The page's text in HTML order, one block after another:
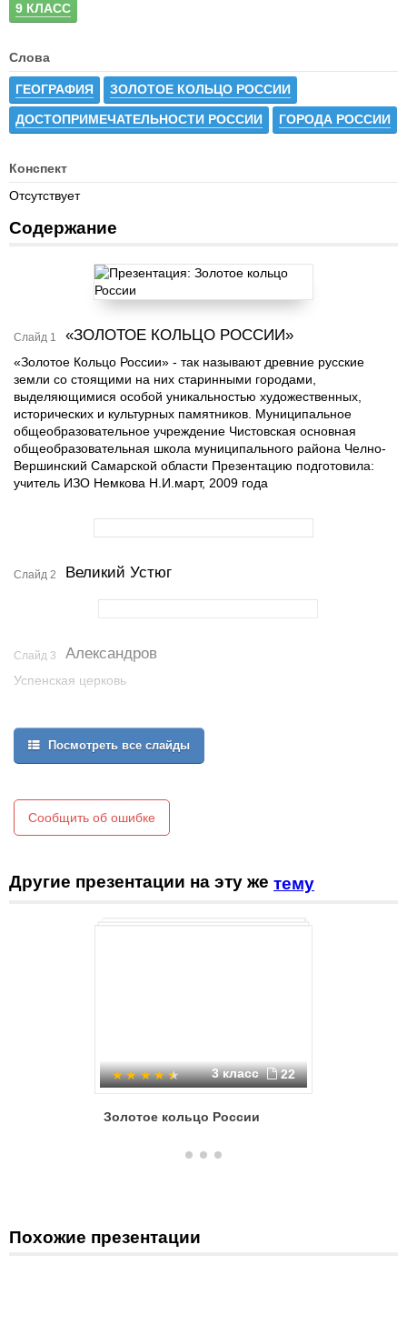
9 КЛАСС
Слова
ГЕОГРАФИЯ ЗОЛОТОЕ КОЛЬЦО РОССИИ
ДОСТОПРИМЕЧАТЕЛЬНОСТИ РОССИИ ГОРОДА РОССИИ
Конспект
Отсутствует
Содержание
Слайд 1 «ЗОЛОТОЕ КОЛЬЦО РОССИИ»
«Золотое Кольцо России» - так называют древние русские
земли со стоящими на них старинными городами,
выделяющимися особой уникальностью художественных,
исторических и культурных памятников. Муниципальное
общеобразовательное учреждение Чистовская основная
общеобразовательная школа муниципального района Челно-
Вершинский Самарской области Презентацию подготовила:
учитель ИЗО Немкова Н.И.март, 2009 года
Слайд 2 Великий Устюг
Слайд 3 Александров
Успенская церковь
Посмотреть все слайды
Сообщить об ошибке
Другие презентации на эту же тему
3 класс 22
Золотое кольцо России
Похожие презентации